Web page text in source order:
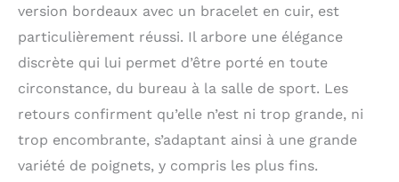
rappels de calendrier
et plus encore Laissez
vos espèces et vos
cartes à la maison ;
les paiements sans
vous permettent de
payer vos achats en
déplacement (avec un
pays pris en charge et
version bordeaux avec un bracelet en cuir, est
particulièrement réussi. Il arbore une élégance
discrète qui lui permet d’être porté en toute
circonstance, du bureau à la salle de sport. Les
retours confirment qu’elle n’est ni trop grande, ni
trop encombrante, s’adaptant ainsi à une grande
variété de poignets, y compris les plus fins.